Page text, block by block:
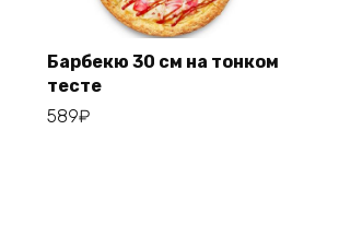
Барбекю 30 см на тонком
тесте
589₽